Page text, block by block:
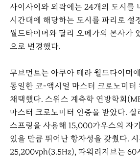
사이사이와 외곽에는 24개의 도시를
시간대에 해당하는 도시를 파리로 설
월드타이머와 달리 오메가의 본사가
으로 변경했다.
무브먼트는 아쿠아 테라 월드타이머
동일한 코-액시얼 마스터 크로노미터
채택했다. 스위스 계측학 연방학회
마스터 크로노미터 인증을 받았다. 실
스프링을 사용해 15,000가우스의 자
있을 만큼 뛰어난 항자성을 갖췄다.
25,200vph(3.5Hz), 파워리저브는 60